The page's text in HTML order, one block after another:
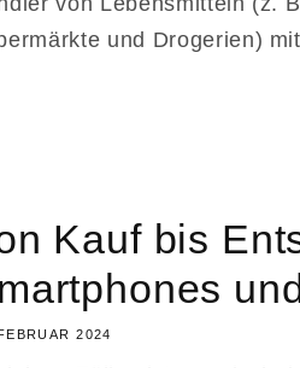
und Drogerien)
Kauf bis
2024